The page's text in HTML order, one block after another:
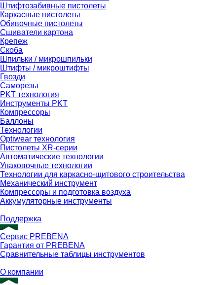
Штифтозабивные пистолеты
Каркасные пистолеты
Обивочные пистолеты
Сшиватели картона
Крепеж
Скоба
Шпильки / микрошпильки
Штифты / микроштифты
Гвозди
Саморезы
PKT технология
Инструменты PKT
Компрессоры
Баллоны
Технологии
Optiwear технология
Пистолеты XR-серии
Автоматические технологии
Упаковочные технологии
Технологии для каркасно-щитового строительства
Механический инструмент
Компрессоры и подготовка воздуха
Аккумуляторные инструменты
Поддержка
Сервис PREBENA
Гарантия от PREBENA
Сравнительные таблицы инструментов
О компании